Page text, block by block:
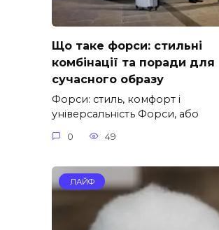
Що таке форси: стильні
комбінації та поради для
сучасного образу
Форси: стиль, комфорт і
універсальність Форси, або
0 49
ЛАЙФ